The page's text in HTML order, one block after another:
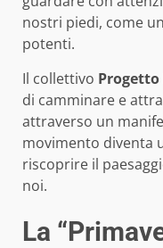
nostri piedi, come
potenti.
Il collettivo Progetto
di camminare e
attraverso un
movimento diventa
riscoprire il
noi.
La